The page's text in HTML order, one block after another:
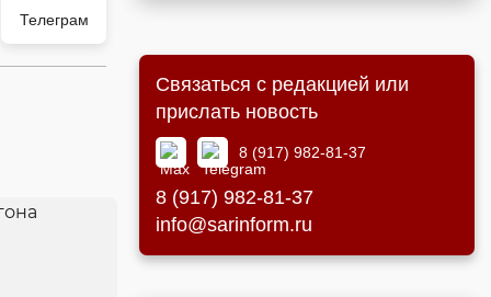
Телеграм
Связаться с редакцией или
прислать новость
8 (917) 982-81-37
8 (917) 982-81-37
info@sarinform.ru